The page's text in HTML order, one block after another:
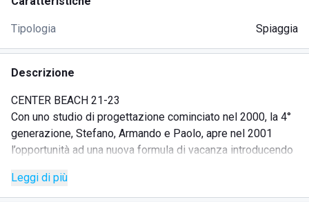
Tipologia Spiaggia
Descrizione
CENTER BEACH 21-23
Con uno studio di progettazione cominciato nel 2000, la 4°
generazione, Stefano, Armando e Paolo, apre nel 2001
l’opportunità ad una nuova formula di vacanza introducendo
meglio le molteplici esigenze della clientela nel rispetto di
Leggi di più